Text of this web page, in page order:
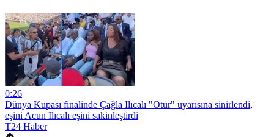
0:26
Dünya Kupası finalinde Çağla Ilıcalı "Otur" uyarısına sinirlendi,
eşini Acun Ilıcalı eşini sakinleştirdi
T24 Haber